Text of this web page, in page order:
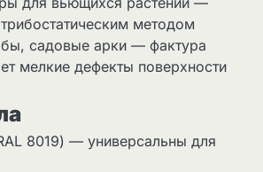
методом
садовые арки — фактура
мелкие дефекты поверхности
8019) — универсальны для